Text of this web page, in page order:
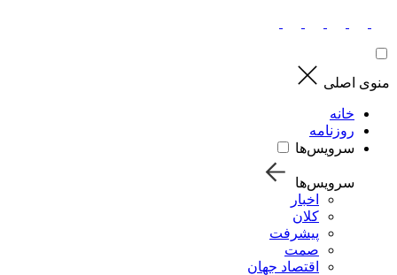
منوی اصلی
خانه
روزنامه
سرویس‌ها
سرویس‌ها
اخبار
کلان
پیشرفت
صمت
اقتصاد جهان